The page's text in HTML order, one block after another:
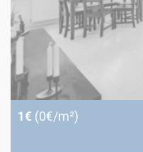
1€ (0€/m²)